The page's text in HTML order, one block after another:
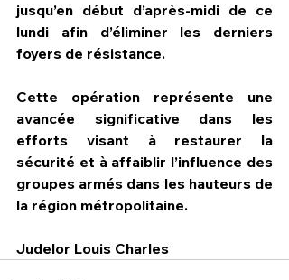
jusqu’en début d’après-midi de ce
lundi afin d’éliminer les derniers
foyers de résistance.
Cette opération représente une
avancée significative dans les
efforts visant à restaurer la
sécurité et à affaiblir l’influence des
groupes armés dans les hauteurs de
la région métropolitaine.
Judelor Louis Charles